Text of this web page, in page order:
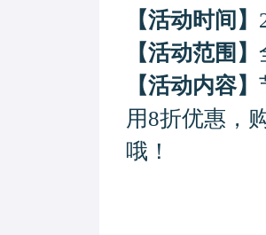
【活动时间】
【活动范围】
【活动内容】
用8折优惠，
哦 ！